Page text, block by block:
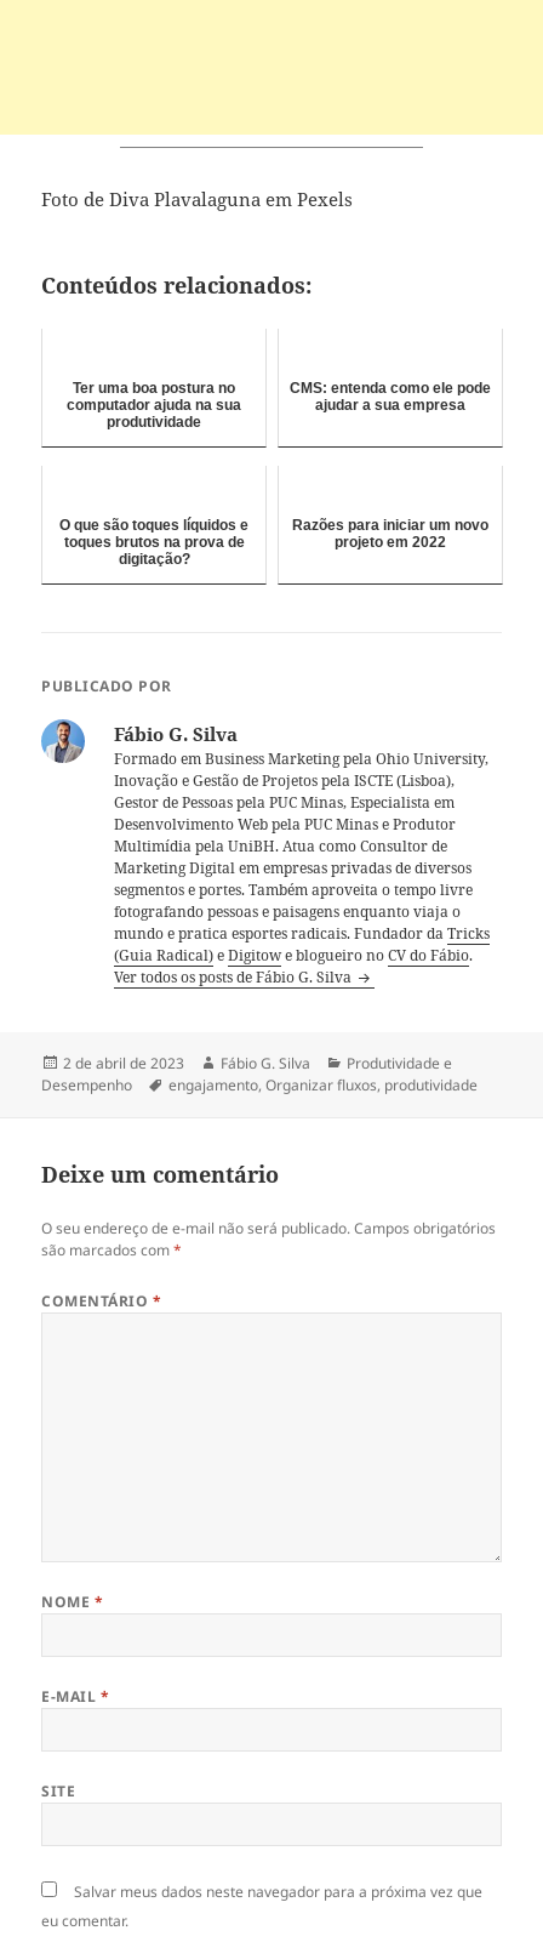
Foto de Diva Plavalaguna em Pexels
Conteúdos relacionados:
Ter uma boa postura no
computador ajuda na sua
produtividade
CMS: entenda como ele pode
ajudar a sua empresa
O que são toques líquidos e
toques brutos na prova de
digitação?
Razões para iniciar um novo
projeto em 2022
PUBLICADO POR
Fábio G. Silva
Formado em Business Marketing pela Ohio University,
Inovação e Gestão de Projetos pela ISCTE (Lisboa),
Gestor de Pessoas pela PUC Minas, Especialista em
Desenvolvimento Web pela PUC Minas e Produtor
Multimídia pela UniBH. Atua como Consultor de
Marketing Digital em empresas privadas de diversos
segmentos e portes. Também aproveita o tempo livre
fotografando pessoas e paisagens enquanto viaja o
mundo e pratica esportes radicais. Fundador daTricks
(Guia Radical)eDigitowe blogueiro noCV do Fábio.
Ver todos os posts de Fábio G. Silva
Publicado
em
2 de abril de 2023 Autor
Fábio G. Silva Categorias
Produtividade e
Desempenho
Tags
engajamento,Organizar fluxos, produtividade
Deixe um comentário
O seu endereço de e-mail não será publicado. Campos obrigatórios
são marcados com*
COMENTÁRIO *
NOME *
E-MAIL *
SITE
Salvar meus dados neste navegador para a próxima vez que
eu comentar.